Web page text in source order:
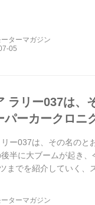
ターマガジン
ラリー037は、
パーカークロニ
ー037は、その名のと
半に大ブームが起き
までを紹介していく、
ターマガジン